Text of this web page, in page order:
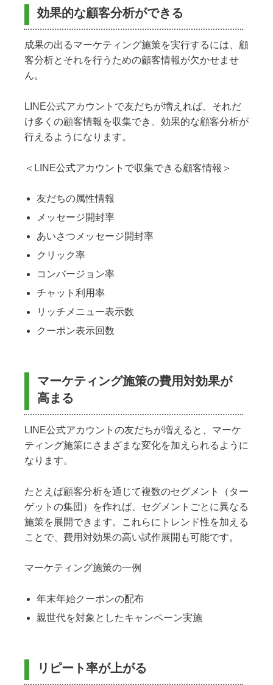
効果的な顧客分析ができる
成果の出るマーケティング施策を実行するには、顧
客分析とそれを行うための顧客情報が欠かせませ
ん。
LINE公式アカウントで友だちが増えれば、それだ
け多くの顧客情報を収集でき、効果的な顧客分析が
行えるようになります。
＜LINE公式アカウントで収集できる顧客情報＞
友だちの属性情報
メッセージ開封率
あいさつメッセージ開封率
クリック率
コンバージョン率
チャット利用率
リッチメニュー表示数
クーポン表示回数
マーケティング施策の費用対効果が
高まる
LINE公式アカウントの友だちが増えると、マーケ
ティング施策にさまざまな変化を加えられるように
なります。
たとえば顧客分析を通じて複数のセグメント（ター
ゲットの集団）を作れば、セグメントごとに異なる
施策を展開できます。これらにトレンド性を加える
ことで、費用対効果の高い試作展開も可能です。
マーケティング施策の一例
年末年始クーポンの配布
親世代を対象としたキャンペーン実施
リピート率が上がる